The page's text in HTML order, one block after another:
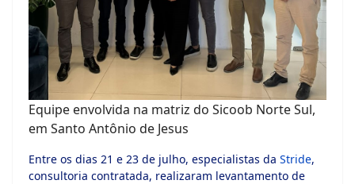
Equipe envolvida na matriz do Sicoob Norte Sul,
em Santo Antônio de Jesus
Entre os dias 21 e 23 de julho, especialistas da Stride,
consultoria contratada, realizaram levantamento de